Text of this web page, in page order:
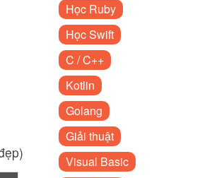
Học Ruby
Học Swift
C / C++
Kotlin
Golang
Giải thuật
Visual Basic